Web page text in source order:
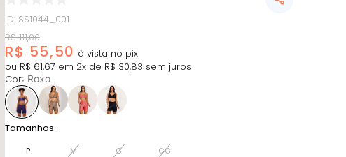
ID: SS1044_001
R$ 111,00
R$ 55,50
ou R$ 61,67 em 2x de R$ 30,83 sem juros
Cor: Roxo
Tamanhos:
P M G GG